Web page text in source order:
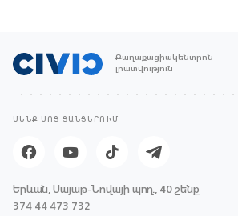
Քաղաքացիակենտրոն
լրատվություն
ՄԵՆՔ ՍՈՑ ՑԱՆՑԵՐՈՒՄ
Երևան, Սայաթ-Նովայի պող., 40 շենք
374 44 473 732